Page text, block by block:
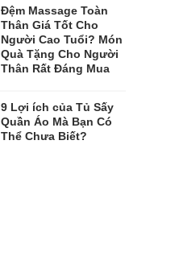
Đệm Massage Toàn
Thân Giá Tốt Cho
Người Cao Tuổi? Món
Quà Tặng Cho Người
Thân Rất Đáng Mua
9 Lợi ích của Tủ Sấy
Quần Áo Mà Bạn Có
Thể Chưa Biết?